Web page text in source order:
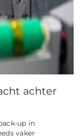
achter
up in
vaker